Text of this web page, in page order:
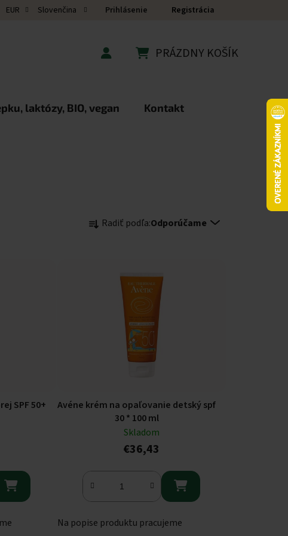
EUR Slovenčina Prihlásenie Registrácia
PRÁZDNY KOŠÍK
laktózy, BIO, vegan Kontakt
Radiť podľa:Odporúčame
SPF 50+

Avéne krém na opaľovanie detský spf
30 * 100 ml
Skladom
€36,43

Na popise produktu pracujeme